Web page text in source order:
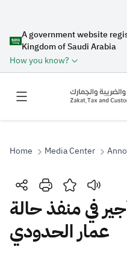
A government website
Kingdom of Saudi Arabia
How you know?
Search
Search Search AI
Home Media Center
في منفذ حالة
عمار الحدودي